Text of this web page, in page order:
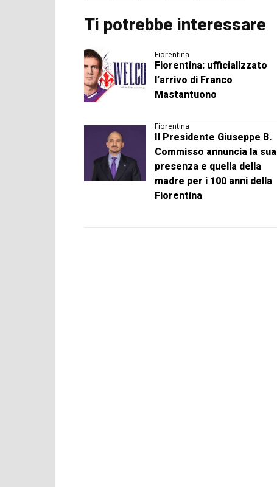
Ti potrebbe interessare
Fiorentina
Fiorentina: ufficializzato
l’arrivo di Franco
Mastantuono
Fiorentina
Il Presidente Giuseppe B.
Commisso annuncia la sua
presenza e quella della
madre per i 100 anni della
Fiorentina